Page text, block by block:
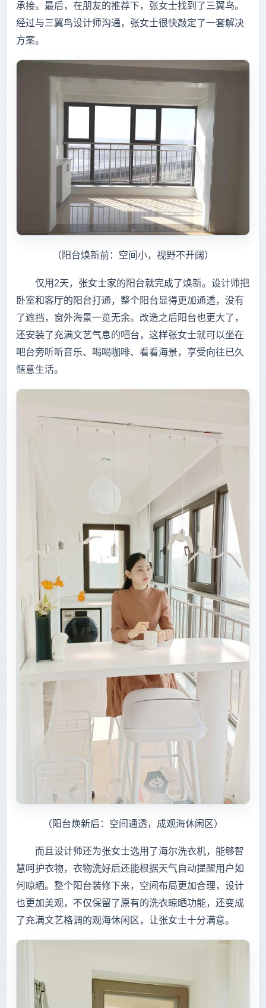
承接。最后，在朋友的推荐下，张女士找到了三翼鸟。
经过与三翼鸟设计师沟通，张女士很快敲定了一套解决
方案。
（阳台焕新前：空间小，视野不开阔）
仅用2天，张女士家的阳台就完成了焕新。设计师把
卧室和客厅的阳台打通，整个阳台显得更加通透，没有
了遮挡，窗外海景一览无余。改造之后阳台也更大了，
还安装了充满文艺气息的吧台，这样张女士就可以坐在
吧台旁听听音乐、喝喝咖啡、看看海景，享受向往已久
惬意生活。
（阳台焕新后：空间通透，成观海休闲区）
而且设计师还为张女士选用了海尔洗衣机，能够智
慧呵护衣物，衣物洗好后还能根据天气自动提醒用户如
何晾晒。整个阳台装修下来，空间布局更加合理，设计
也更加美观，不仅保留了原有的洗衣晾晒功能，还变成
了充满文艺格调的观海休闲区，让张女士十分满意。